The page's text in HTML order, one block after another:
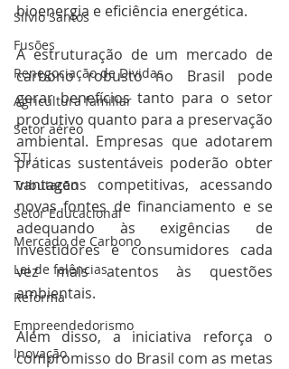
Silvio Santos
Fusões
Renegociação de Dividas
Agricultura familiar
Setor aéreo
STJ
Tributação
Setor Educacional
Mercado de Carbono
Lei de falências
Reforma
Empreendedorismo
Inovação
bioenergia e eficiência energética.
A estruturação de um mercado de
carbono robusto no Brasil pode
gerar benefícios tanto para o setor
produtivo quanto para a preservação
ambiental. Empresas que adotarem
práticas sustentáveis poderão obter
vantagens competitivas, acessando
novas fontes de financiamento e se
adequando às exigências de
investidores e consumidores cada
vez mais atentos às questões
ambientais.
Além disso, a iniciativa reforça o
compromisso do Brasil com as metas